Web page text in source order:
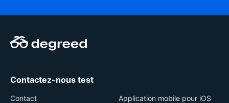
Contactez-nous test
Contact
Application mobile pour iOS